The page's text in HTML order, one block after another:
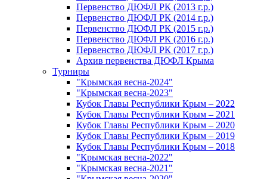
Первенство ДЮФЛ РК (2013 г.р.)
Первенство ДЮФЛ РК (2014 г.р.)
Первенство ДЮФЛ РК (2015 г.р.)
Первенство ДЮФЛ РК (2016 г.р.)
Первенство ДЮФЛ РК (2017 г.р.)
Архив первенства ДЮФЛ Крыма
Турниры
"Крымская весна-2024"
"Крымская весна-2023"
Кубок Главы Республики Крым – 2022
Кубок Главы Республики Крым – 2021
Кубок Главы Республики Крым – 2020
Кубок Главы Республики Крым – 2019
Кубок Главы Республики Крым – 2018
"Крымская весна-2022"
"Крымская весна-2021"